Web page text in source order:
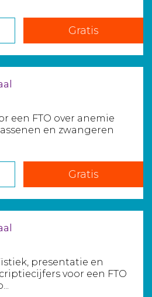
Gratis
een FTO over anemie
en zwangeren
Gratis
presentatie en
voor een FTO